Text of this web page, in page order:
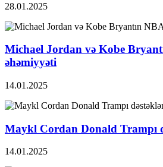
28.01.2025
Michael Jordan və Kobe
əhəmiyyəti
14.01.2025
Maykl Cordan Donald Trampı
14.01.2025